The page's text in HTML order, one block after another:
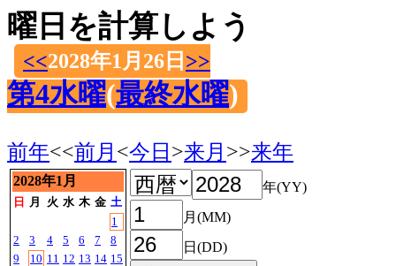
曜日を計算しよう
<<2028年1月26日 >>
第4水曜(最終水曜)
前年<<前月 <今日 >来月 >>来年
2028年1月
日 月 火 水 木 金 土
1
2
3 4 5 6 7
8
9
10 11 12 13 14 15
年(YY)
月(MM)
日(DD)